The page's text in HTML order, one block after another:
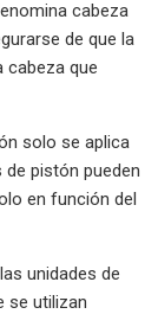
cabeza
de que la
cabeza que
solo se aplica
pistón pueden
en función del
unidades de
se utilizan